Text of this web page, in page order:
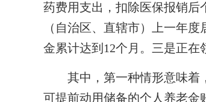
药费用支出，扣除医保报销后
（自治区、直辖市）上一年
金累计达到12个月。三是正在
其中，第一种情形意味着
可提前动用储备的个人养老金